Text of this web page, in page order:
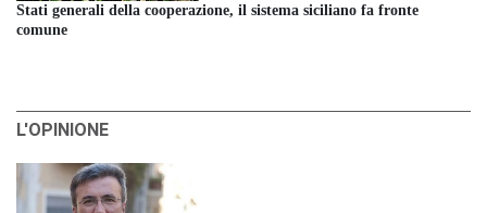
Stati generali della cooperazione, il sistema siciliano fa fronte
comune
L'OPINIONE